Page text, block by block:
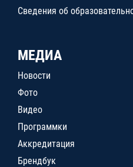
Сведения об
МЕДИА
Новости
Фото
Видео
Программки
Аккредитация
Брендбук